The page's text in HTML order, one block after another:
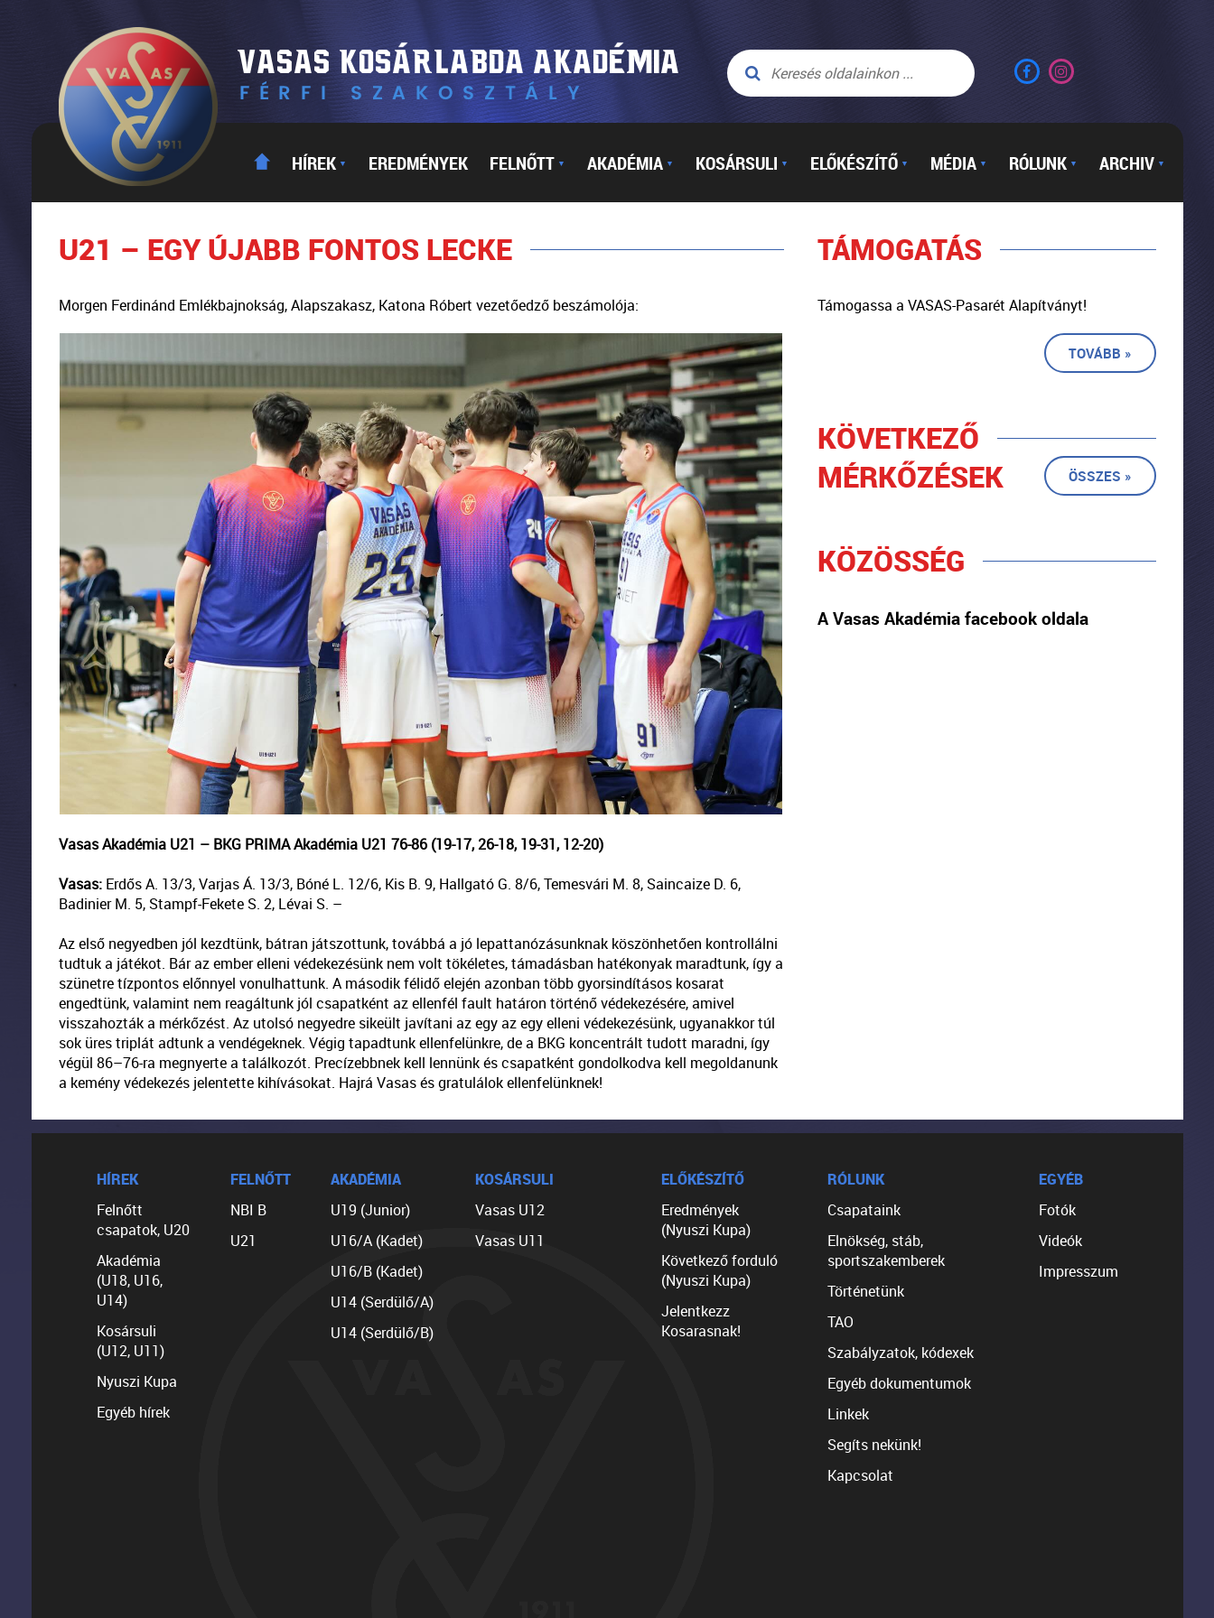
HÍREK ▼ EREDMÉNYEK FELNŐTT ▼ AKADÉMIA ▼ KOSÁRSULI ▼ ELŐKÉSZÍTŐ ▼ MÉDIA ▼ RÓLUNK ▼ ARCHIV ▼
U21 – EGY ÚJABB FONTOS LECKE
Morgen Ferdinánd Emlékbajnokság, Alapszakasz, Katona Róbert vezetőedző beszámolója:
Vasas Akadémia U21 – BKG PRIMA Akadémia U21 76-86 (19-17, 26-18, 19-31, 12-20)
Vasas:Erdős A. 13/3, Varjas Á. 13/3, Bóné L. 12/6, Kis B. 9, Hallgató G. 8/6, Temesvári M. 8, Saincaize D. 6,
Badinier M. 5, Stampf-Fekete S. 2, Lévai S. –
Az első negyedben jól kezdtünk, bátran játszottunk, továbbá a jó lepattanózásunknak köszönhetően kontrollálni
tudtuk a játékot. Bár az ember elleni védekezésünk nem volt tökéletes, támadásban hatékonyak maradtunk, így a
szünetre tízpontos előnnyel vonulhattunk. A második félidő elején azonban több gyorsindításos kosarat
engedtünk, valamint nem reagáltunk jól csapatként az ellenfél fault határon történő védekezésére, amivel
visszahozták a mérkőzést. Az utolsó negyedre sikeült javítani az egy az egy elleni védekezésünk, ugyanakkor túl
sok üres triplát adtunk a vendégeknek. Végig tapadtunk ellenfelünkre, de a BKG koncentrált tudott maradni, így
végül 86–76-ra megnyerte a találkozót. Precízebbnek kell lennünk és csapatként gondolkodva kell megoldanunk
a kemény védekezés jelentette kihívásokat. Hajrá Vasas és gratulálok ellenfelünknek!
TÁMOGATÁS
Támogassa a VASAS-Pasarét Alapítványt!
TOVÁBB »
KÖVETKEZŐ
MÉRKŐZÉSEK
ÖSSZES »
KÖZÖSSÉG
A Vasas Akadémia facebook oldala
HÍREK
Felnőtt
csapatok, U20
Akadémia
(U18, U16,
U14)
Kosársuli
(U12, U11)
Nyuszi Kupa
Egyéb hírek
FELNŐTT
NBI B
U21
AKADÉMIA
U19 (Junior)
U16/A (Kadet)
U16/B (Kadet)
U14 (Serdülő/A)
U14 (Serdülő/B)
KOSÁRSULI
Vasas U12
Vasas U11
ELŐKÉSZÍTŐ
Eredmények
(Nyuszi Kupa)
Következő forduló
(Nyuszi Kupa)
Jelentkezz
Kosarasnak!
RÓLUNK
Csapataink
Elnökség, stáb,
sportszakemberek
Történetünk
TAO
Szabályzatok, kódexek
Egyéb dokumentumok
Linkek
Segíts nekünk!
Kapcsolat
EGYÉB
Fotók
Videók
Impresszum